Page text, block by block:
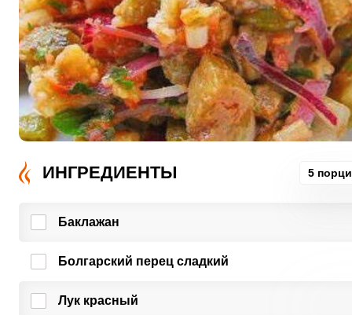
ИНГРЕДИЕНТЫ 5
Баклажан
Болгарский перец сладкий
Лук красный